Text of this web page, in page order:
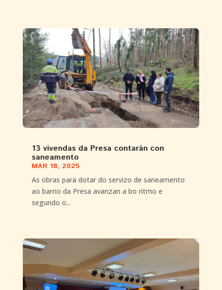
13 vivendas da Presa contarán con
saneamento
MAR 18, 2025
As obras para dotar do servizo de saneamento
ao barrio da Presa avanzan a bo ritmo e
segundo o...